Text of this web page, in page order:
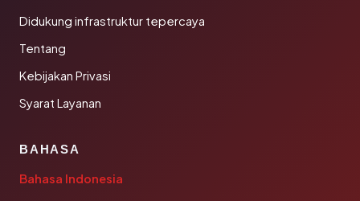
Didukung infrastruktur tepercaya
Tentang
Kebijakan Privasi
Syarat Layanan
BAHASA
Bahasa Indonesia